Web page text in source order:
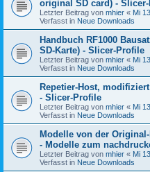
original SD card) -
Letzter Beitrag von mhier « Mi
Verfasst in Neue Downloads
Handbuch RF1000
SD-Karte) - Slicer-Profile
Letzter Beitrag von mhier « Mi
Verfasst in Neue Downloads
Repetier-Host,
- Slicer-Profile
Letzter Beitrag von mhier « Mi
Verfasst in Neue Downloads
Modelle von der Original-
- Modelle zum
Letzter Beitrag von mhier « Mi
Verfasst in Neue Downloads